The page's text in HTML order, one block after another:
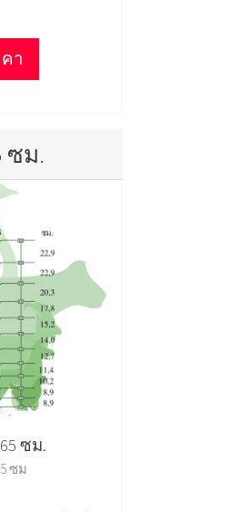
า
ซม.
ซม.
ซม